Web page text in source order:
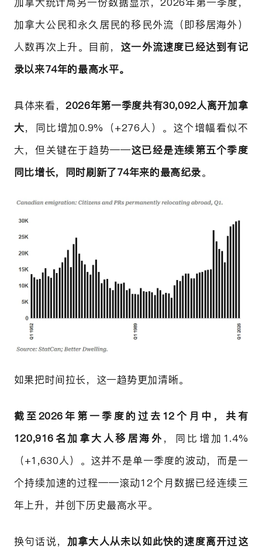
加拿大公民和永久居民的移民外流（即移居海外）
人数再次上升。目前， 这一外流速度已经达到有记
录以来74年的最高水平。
具体来看，2026年第一季度共有30,092人离开加拿
大，同比增加0.9%（+276人）。这个增幅看似不
大，但关键在于趋势——这已经是连续第五个季度
同比增长，同时刷新了74年来的最高纪录。
如果把时间拉长，这一趋势更加清晰。
截至2026年第一季度的过去12个月中，共有
120,916名加拿大人移居海外 ，同比增加1.4%
（+1,630人）。这并不是单一季度的波动，而是一
个持续加速的过程——滚动12个月数据已经连续三
年上升，并创下历史最高水平。
换句话说， 加拿大人从未以如此快的速度离开过这